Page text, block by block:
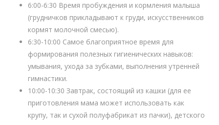
6:00-6:30 Время пробуждения и кормления малыша
(грудничков прикладывают к груди, искусственников
кормят молочной смесью).
6:30-10:00 Самое благоприятное время для
формирования полезных гигиенических навыков:
умывания, ухода за зубками, выполнения утренней
гимнастики.
10:00-10:30 Завтрак, состоящий из кашки (для ее
приготовления мама может использовать как
крупу, так и сухой полуфабрикат из пачки), детского